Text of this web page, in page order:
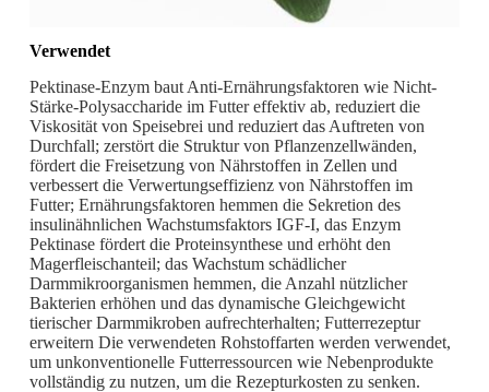
Verwendet
Pektinase-Enzym baut Anti-Ernährungsfaktoren wie Nicht-
Stärke-Polysaccharide im Futter effektiv ab, reduziert die
Viskosität von Speisebrei und reduziert das Auftreten von
Durchfall; zerstört die Struktur von Pflanzenzellwänden,
fördert die Freisetzung von Nährstoffen in Zellen und
verbessert die Verwertungseffizienz von Nährstoffen im
Futter; Ernährungsfaktoren hemmen die Sekretion des
insulinähnlichen Wachstumsfaktors IGF-I, das Enzym
Pektinase fördert die Proteinsynthese und erhöht den
Magerfleischanteil; das Wachstum schädlicher
Darmmikroorganismen hemmen, die Anzahl nützlicher
Bakterien erhöhen und das dynamische Gleichgewicht
tierischer Darmmikroben aufrechterhalten; Futterrezeptur
erweitern Die verwendeten Rohstoffarten werden verwendet,
um unkonventionelle Futterressourcen wie Nebenprodukte
vollständig zu nutzen, um die Rezepturkosten zu senken.